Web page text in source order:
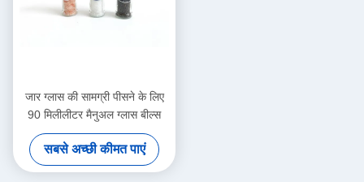
जार ग्लास की सामग्री पीसने के लिए
90 मिलीलीटर मैनुअल ग्लास बील्स
सबसे अच्छी कीमत पाएं